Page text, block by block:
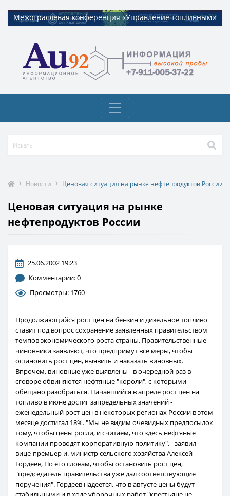
Межотраслевая конференция «Управление топливными
ресурсами». Организатор ООО «Квадрат ресурс» ИНН
Межотраслевая конференция «Управление топливными
ресурсами». Организатор ООО «Квадрат ресурс» ИНН
Новости Ценовая ситуация на рынке нефтепродуктов России
Ценовая ситуация на рынке
нефтепродуктов России
25.06.2002 19:23
Комментарии: 0
Просмотры: 1760
Продолжающийся рост цен на бензин и дизельное топливо
ставит под вопрос сохранение заявленных правительством
темпов экономического роста страны. Правительственные
чиновники заявляют, что предпримут все меры, чтобы
остановить рост цен, выявить и наказать виновных.
Впрочем, виновные уже выявлены - в очередной раз в
сговоре обвиняются нефтяные "короли", с которыми
обещано разобраться. Начавшийся в апреле рост цен на
топливо в июне достиг запредельных значений -
еженедельный рост цен в некоторых регионах России в этом
месяце достигал 18%. "Мы не видим очевидных предпосылок
тому, чтобы цены росли, и считаем, что здесь нефтяные
компании проводят корпоративную политику", - заявил
вице-премьер и. министр сельского хозяйства Алексей
Гордеев, По его словам, чтобы остановить рост цен,
"председатель правительства уже дал соответствующие
поручения". Гордеев надеется, что в августе цены будут